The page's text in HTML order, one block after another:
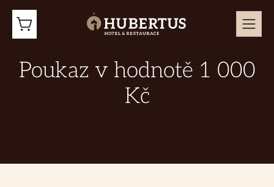
Poukaz v hodnotě 1 000
Kč